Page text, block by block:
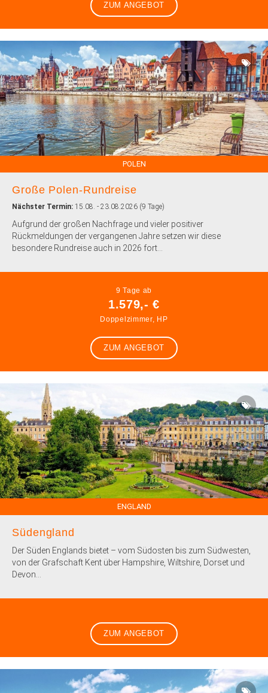
ZUM ANGEBOT
POLEN
Große Polen-Rundreise
Nächster Termin: 15.08. - 23.08.2026 (9 Tage)
Aufgrund der großen Nachfrage und vieler positiver
Rückmeldungen der vergangenen Jahre setzen wir diese
besondere Rundreise auch in 2026 fort...
9 Tage ab
1.579,- €
Doppelzimmer, HP
ZUM ANGEBOT
ENGLAND
Südengland
Der Süden Englands bietet – vom Südosten bis zum Südwesten,
von der Grafschaft Kent über Hampshire, Wiltshire, Dorset und
Devon...
ZUM ANGEBOT